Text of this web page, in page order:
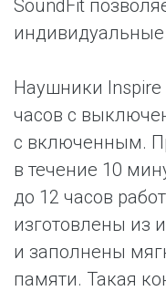
SoundFit
Наушники Inspire
часов с
с включенным.
в течение 10
до 12 часов
изготовлены из
и заполнены
памяти. Такая